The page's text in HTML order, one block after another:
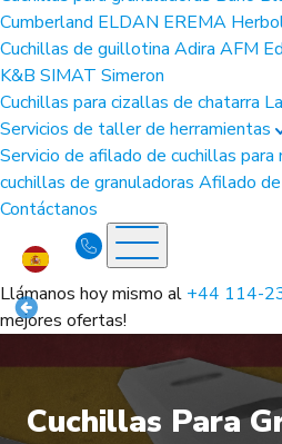
Cumberland ELDAN EREMA
Cuchillas de guillotina Adira AFM
K&B SIMAT Simeron
Cuchillas para cizallas de chatarra
Servicios de taller de herramientas
Servicio de afilado de cuchillas para
cuchillas de granuladoras Afilado
Contáctanos
Llámanos hoy mismo al +44 114-
mejores ofertas!
Cuchillas Para